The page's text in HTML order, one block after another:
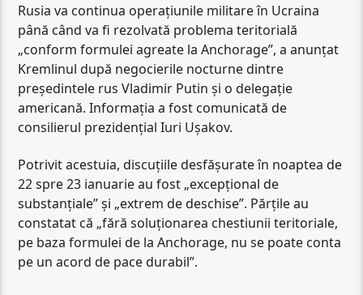
Rusia va continua operațiunile militare în Ucraina
până când va fi rezolvată problema teritorială
„conform formulei agreate la Anchorage”, a anunțat
Kremlinul după negocierile nocturne dintre
președintele rus Vladimir Putin și o delegație
americană. Informația a fost comunicată de
consilierul prezidențial Iuri Ușakov.
Potrivit acestuia, discuțiile desfășurate în noaptea de
22 spre 23 ianuarie au fost „excepțional de
substanțiale” și „extrem de deschise”. Părțile au
constatat că „fără soluționarea chestiunii teritoriale,
pe baza formulei de la Anchorage, nu se poate conta
pe un acord de pace durabil”.